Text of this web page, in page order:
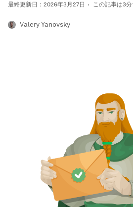
最終更新日：2026年3月27日 この記事は3
Valery Yanovsky